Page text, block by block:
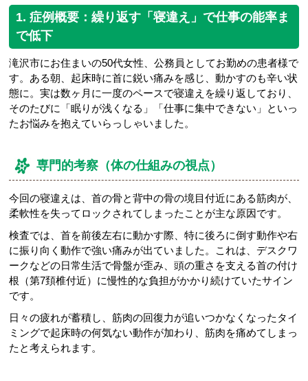
1. 症例概要：繰り返す「寝違え」で仕事の能率ま
で低下
滝沢市にお住まいの50代女性、公務員としてお勤めの患者様で
す。ある朝、起床時に首に鋭い痛みを感じ、動かすのも辛い状
態に。実は数ヶ月に一度のペースで寝違えを繰り返しており、
そのたびに「眠りが浅くなる」「仕事に集中できない」といっ
たお悩みを抱えていらっしゃいました。
専門的考察（体の仕組みの視点）
今回の寝違えは、首の骨と背中の骨の境目付近にある筋肉が、
柔軟性を失ってロックされてしまったことが主な原因です。
検査では、首を前後左右に動かす際、特に後ろに倒す動作や右
に振り向く動作で強い痛みが出ていました。これは、デスクワ
ークなどの日常生活で骨盤が歪み、頭の重さを支える首の付け
根（第7頚椎付近）に慢性的な負担がかかり続けていたサイン
です。
日々の疲れが蓄積し、筋肉の回復力が追いつかなくなったタイ
ミングで起床時の何気ない動作が加わり、筋肉を痛めてしまっ
たと考えられます。